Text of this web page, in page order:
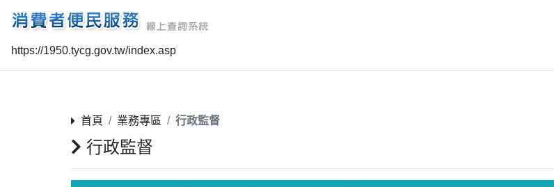
https://1950.tycg.gov.tw/index.asp
首頁 業務專區 行政監督
行政監督